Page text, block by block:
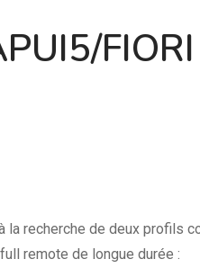
la recherche de deux profils
remote de longue durée :